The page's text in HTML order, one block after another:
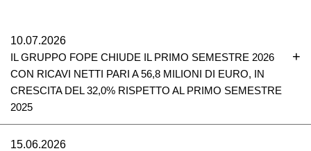
10.07.2026
IL GRUPPO FOPE CHIUDE IL PRIMO SEMESTRE 2026
CON RICAVI NETTI PARI A 56,8 MILIONI DI EURO, IN
CRESCITA DEL 32,0% RISPETTO AL PRIMO SEMESTRE
2025
15.06.2026